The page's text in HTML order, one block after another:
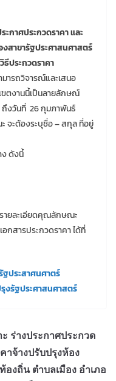
กาศประกวดราคา และ
งสาขารัฐประศาสนศาสตร์
ธีประกวดราคา
ารถวิจารณ์และเสนอ
ขตงานนี้เป็นลายลักษณ์
ถึงวันที่ 26 กุมภาพันธ์
จะต้องระบุชื่อ – สกุล ที่อยู่
ง ดังนี้
ายละเอียดคุณลักษณะ
อกสารประกวดราคา ได้ที่
ฐประสาศนศาตร์
งรัฐประศาสนศาสตร์
ร่างประกาศประกวด
าจ้างปรับปรุงห้อง
งถิ่น ตำบลเมือง อำเภอ